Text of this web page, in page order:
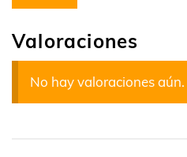
Valoraciones
No hay valoraciones aún.